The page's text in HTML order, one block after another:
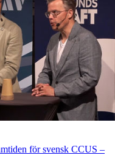
för svensk CCUS –